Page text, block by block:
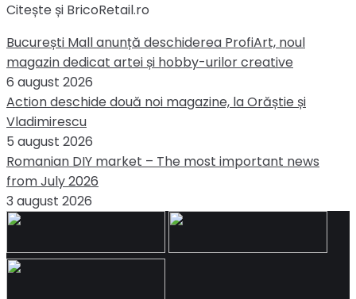
Citește și BricoRetail.ro
București Mall anunță deschiderea ProfiArt, noul
magazin dedicat artei și hobby-urilor creative
6 august 2026
Action deschide două noi magazine, la Orăștie și
Vladimirescu
5 august 2026
Romanian DIY market – The most important news
from July 2026
3 august 2026